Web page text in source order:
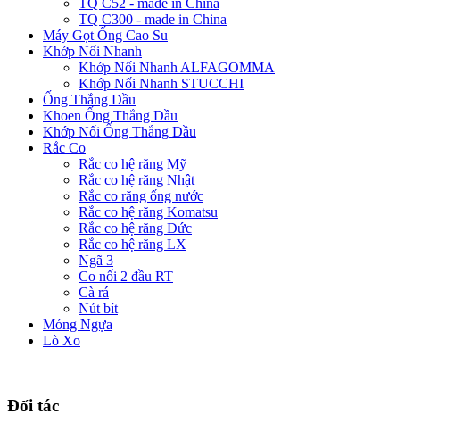
TQ C52 - made in China
TQ C300 - made in China
Máy Gọt Ống Cao Su
Khớp Nối Nhanh
Khớp Nối Nhanh ALFAGOMMA
Khớp Nối Nhanh STUCCHI
Ống Thắng Dầu
Khoen Ống Thắng Dầu
Khớp Nối Ống Thắng Dầu
Rắc Co
Rắc co hệ răng Mỹ
Rắc co hệ răng Nhật
Rắc co răng ống nước
Rắc co hệ răng Komatsu
Rắc co hệ răng Đức
Rắc co hệ răng LX
Ngã 3
Co nối 2 đầu RT
Cà rá
Nút bít
Móng Ngựa
Lò Xo
Đối tác